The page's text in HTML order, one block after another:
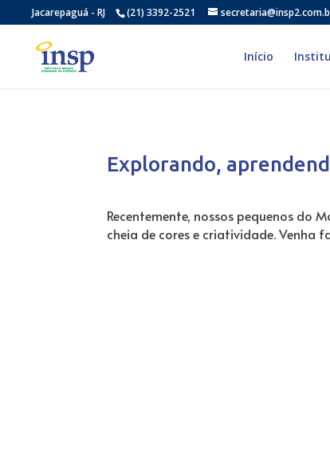
Jacarepaguá - RJ (21) 3392-2521
Início
Explorando,
Recentemente, nossos pequenos do
cheia de cores e criatividade. Venha